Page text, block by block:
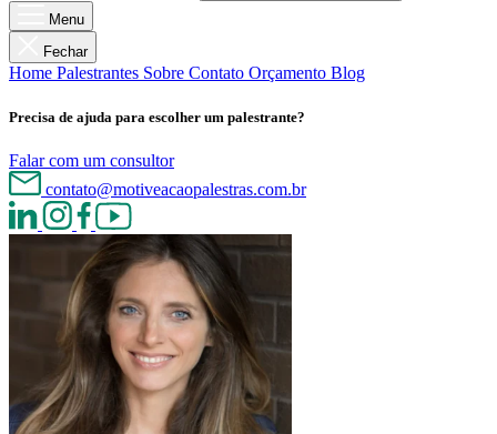
Menu
Fechar
Home Palestrantes Sobre Contato Orçamento Blog
Precisa de ajuda para escolher um palestrante?
Falar com um consultor
contato@motiveacaopalestras.com.br